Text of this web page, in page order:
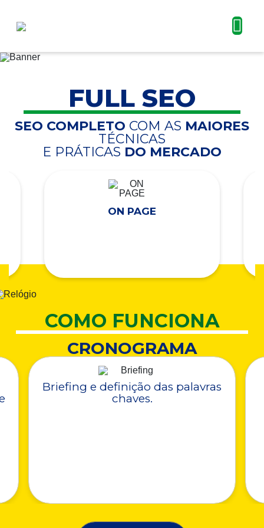
FULL SEO
SEO COMPLETO COM AS MAIORES
TÉCNICAS
E PRÁTICAS DO MERCADO
ON PAGE
COMO FUNCIONA
CRONOGRAMA
Briefing e definição das palavras
chaves.